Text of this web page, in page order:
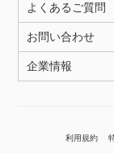
よくあるご質問
お問い合わせ
企業情報
利用規約